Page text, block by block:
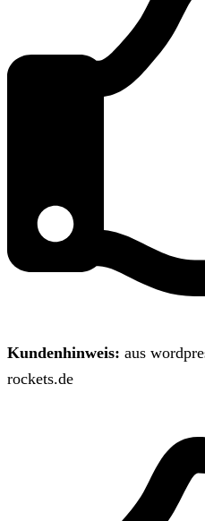
Kundenhinweis: aus
rockets.de